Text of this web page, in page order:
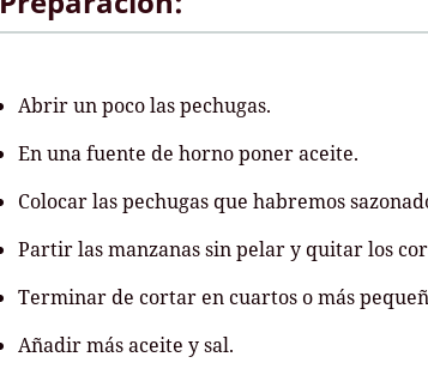
Abrir un poco las pechugas.
En una fuente de horno poner aceite.
Colocar las pechugas que habremos
Partir las manzanas sin pelar y quitar los
Terminar de cortar en cuartos o más
Añadir más aceite y sal.